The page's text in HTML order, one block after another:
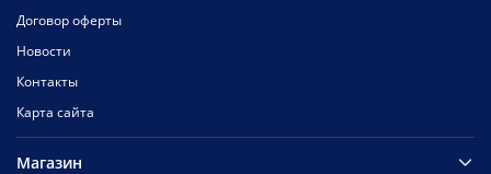
Договор оферты
Новости
Контакты
Карта сайта
Магазин